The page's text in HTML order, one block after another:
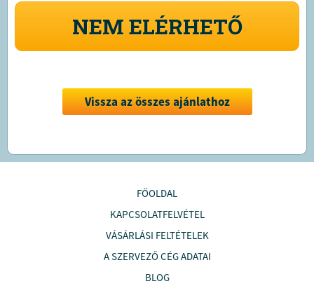
NEM ELÉRHETŐ
Vissza az összes ajánlathoz
FŐOLDAL
KAPCSOLATFELVÉTEL
VÁSÁRLÁSI FELTÉTELEK
A SZERVEZŐ CÉG ADATAI
BLOG